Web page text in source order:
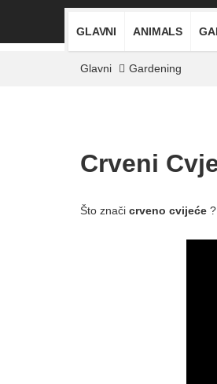
GLAVNI ANIMALS
Glavni Gardening
Crveni
Što znači crveno cvijeće